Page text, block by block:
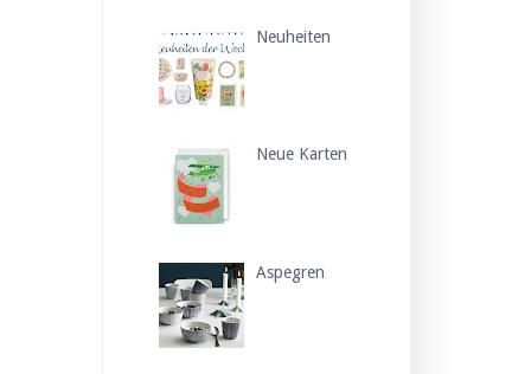
Neuheiten
Neue Karten
Aspegren